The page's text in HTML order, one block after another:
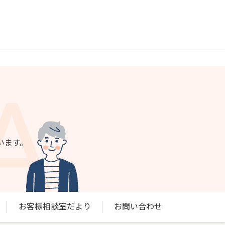
す。
お客様相談室だより お問い合わせ